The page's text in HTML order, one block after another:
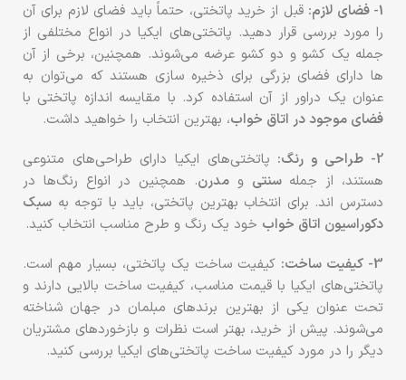
1- فضای لازم:
قبل از خرید پاتختی، حتماً باید فضای لازم برای آن
را مورد بررسی قرار دهید. پاتختی‌های ایکیا در انواع مختلفی از
جمله یک کشو و دو کشو عرضه می‌شوند. همچنین، برخی از آن
ها دارای فضای بزرگی برای ذخیره سازی هستند که می‌توان به
عنوان یک دراور از آن استفاده کرد. با مقایسه اندازه پاتختی با
فضای موجود در اتاق خواب، بهترین انتخاب را خواهید داشت.
2- طراحی و رنگ:
پاتختی‌های ایکیا دارای طراحی‌های متنوعی
هستند، از جملهسنتی و مدرن. همچنین در انواع رنگ‌ها در
دسترس اند. برای انتخاب بهترین پاتختی، باید با توجه به سبک
دکوراسیون اتاق خواب خود یک رنگ و طرح مناسب انتخاب کنید.
3- کیفیت ساخت:
کیفیت ساخت یک پاتختی، بسیار مهم است.
پاتختی‌های ایکیا با قیمت مناسب، کیفیت ساخت بالایی دارند و
تحت عنوان یکی از بهترین برندهای مبلمان در جهان شناخته
می‌شوند. پیش از خرید، بهتر است نظرات و بازخوردهای مشتریان
دیگر را در مورد کیفیت ساخت پاتختی‌های ایکیا بررسی کنید.